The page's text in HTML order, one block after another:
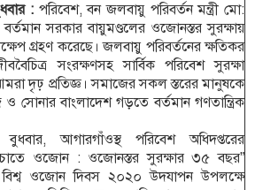
:পরিবেশ, বন জলবায়ু পরিবর্তন মন্ত্রী মো:
বর্তমান সরকার বায়ুমণ্ডলের ওজোনস্তর সুরক্ষায়
গ্রহণ করেছে। জলবায়ু পরিবর্তনের ক্ষতিকর
সংরক্ষণসহ সার্বিক পরিবেশ সুরক্ষা
দৃঢ় প্রতিজ্ঞ। সমাজের সকল স্তরের মানুষকে
সোনার বাংলাদেশ গড়তে বর্তমান গণতান্ত্রিক
আগারগাঁওস্থ পরিবেশ অধিদপ্তরের
ওজোন : ওজোনস্তর সুরক্ষার ৩৫ বছর”
বিশ্ব ওজোন দিবস ২০২০ উদযাপন উপলক্ষে